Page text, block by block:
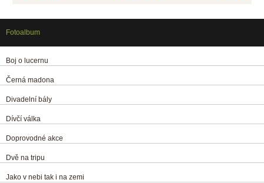
Fotoalbum
Boj o lucernu
Černá madona
Divadelní bály
Dívčí válka
Doprovodné akce
Dvě na tripu
Jako v nebi tak i na zemi